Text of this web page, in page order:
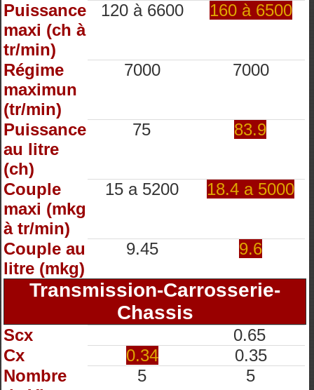
Puissance
maxi (ch à
tr/min)
120 à 6600 160 à 6500
Régime
maximun
(tr/min)
7000 7000
Puissance
au litre
(ch)
75 83.9
Couple
maxi (mkg
à tr/min)
15 a 5200 18.4 a 5000
Couple au
litre (mkg)
9.45 9.6
Transmission-Carrosserie-
Chassis
Scx
0.65
Cx
0.34
0.35
Nombre
5 5